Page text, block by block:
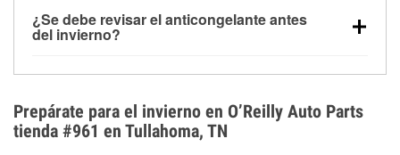
alrededor de 1 PSI por cada 10 °F que baja la
temperatura. Puedes obtener más información sobre
¿Se debe revisar el anticongelante antes
del invierno?
el sobrecalentamiento en condiciones de frío
extremo. Aprende cómo comprobar la protección
anticongelante en nuestra sección How-To.
Prepárate para el invierno en O’Reilly Auto Parts
tienda #961 en Tullahoma, TN